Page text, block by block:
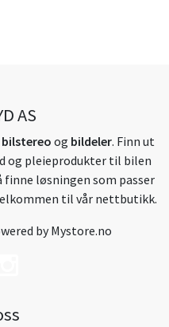
AS
bilstereo og bildeler. Finn ut
og pleieprodukter til bilen
løsningen som passer
til vår nettbutikk.
byMystore.no